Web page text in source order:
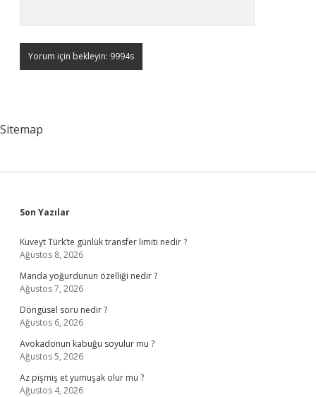
Sitemap
Sidebar
Son Yazılar
Kuveyt Türk’te günlük transfer limiti nedir ?
Ağustos 8, 2026
Manda yoğurdunun özelliği nedir ?
Ağustos 7, 2026
Döngüsel soru nedir ?
Ağustos 6, 2026
Avokadonun kabuğu soyulur mu ?
Ağustos 5, 2026
Az pişmiş et yumuşak olur mu ?
Ağustos 4, 2026